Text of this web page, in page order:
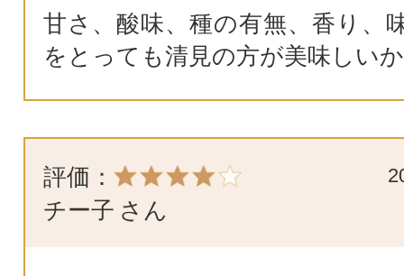
甘さ、酸味、種の有無、香り、
をとっても清見の方が美味しい
評価：
チー子 さん